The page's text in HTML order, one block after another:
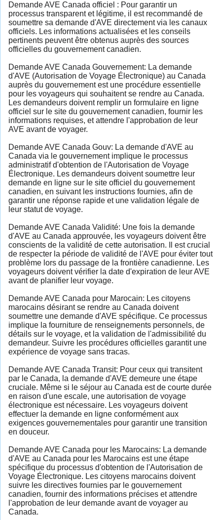
Demande AVE Canada officiel : Pour garantir un
processus transparent et légitime, il est recommandé de
soumettre sa demande d'AVE directement via les canaux
officiels. Les informations actualisées et les conseils
pertinents peuvent être obtenus auprès des sources
officielles du gouvernement canadien.
Demande AVE Canada Gouvernement: La demande
d'AVE (Autorisation de Voyage Électronique) au Canada
auprès du gouvernement est une procédure essentielle
pour les voyageurs qui souhaitent se rendre au Canada.
Les demandeurs doivent remplir un formulaire en ligne
officiel sur le site du gouvernement canadien, fournir les
informations requises, et attendre l'approbation de leur
AVE avant de voyager.
Demande AVE Canada Gouv: La demande d'AVE au
Canada via le gouvernement implique le processus
administratif d'obtention de l'Autorisation de Voyage
Électronique. Les demandeurs doivent soumettre leur
demande en ligne sur le site officiel du gouvernement
canadien, en suivant les instructions fournies, afin de
garantir une réponse rapide et une validation légale de
leur statut de voyage.
Demande AVE Canada Validité: Une fois la demande
d'AVE au Canada approuvée, les voyageurs doivent être
conscients de la validité de cette autorisation. Il est crucial
de respecter la période de validité de l'AVE pour éviter tout
problème lors du passage de la frontière canadienne. Les
voyageurs doivent vérifier la date d'expiration de leur AVE
avant de planifier leur voyage.
Demande AVE Canada pour Marocain: Les citoyens
marocains désirant se rendre au Canada doivent
soumettre une demande d'AVE spécifique. Ce processus
implique la fourniture de renseignements personnels, de
détails sur le voyage, et la validation de l'admissibilité du
demandeur. Suivre les procédures officielles garantit une
expérience de voyage sans tracas.
Demande AVE Canada Transit: Pour ceux qui transitent
par le Canada, la demande d'AVE demeure une étape
cruciale. Même si le séjour au Canada est de courte durée
en raison d'une escale, une autorisation de voyage
électronique est nécessaire. Les voyageurs doivent
effectuer la demande en ligne conformément aux
exigences gouvernementales pour garantir une transition
en douceur.
Demande AVE Canada pour les Marocains: La demande
d'AVE au Canada pour les Marocains est une étape
spécifique du processus d'obtention de l'Autorisation de
Voyage Électronique. Les citoyens marocains doivent
suivre les directives fournies par le gouvernement
canadien, fournir des informations précises et attendre
l'approbation de leur demande avant de voyager au
Canada.